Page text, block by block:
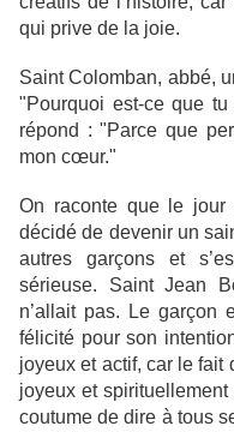
qui prive de la joie.
Saint Colomban, abbé,
"Pourquoi est-ce que
répond : "Parce que
mon cœur."
On raconte que le jour
décidé de devenir un
autres garçons et
sérieuse. Saint Jean
n’allait pas. Le garçon
félicité pour son
joyeux et actif, car le fait
joyeux et
coutume de dire à tous